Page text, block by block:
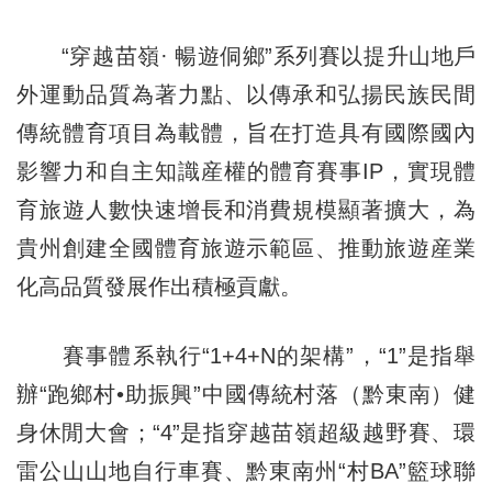
“穿越苗嶺· 暢遊侗鄉”系列賽以提升山地戶
外運動品質為著力點、以傳承和弘揚民族民間
傳統體育項目為載體，旨在打造具有國際國內
影響力和自主知識産權的體育賽事IP，實現體
育旅遊人數快速增長和消費規模顯著擴大，為
貴州創建全國體育旅遊示範區、推動旅遊産業
化高品質發展作出積極貢獻。
賽事體系執行“1+4+N的架構”，“1”是指舉
辦“跑鄉村•助振興”中國傳統村落（黔東南）健
身休閒大會；“4”是指穿越苗嶺超級越野賽、環
雷公山山地自行車賽、黔東南州“村BA”籃球聯